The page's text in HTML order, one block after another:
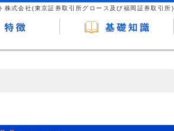
株式会社(東京証券取引所グロース及び福岡証券取引所)